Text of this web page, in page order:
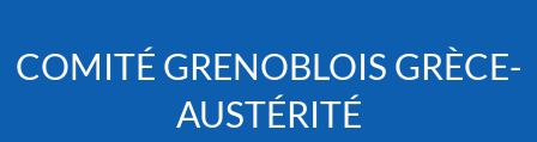
content
COMITÉ GRENOBLOIS GRÈCE-
AUSTÉRITÉ